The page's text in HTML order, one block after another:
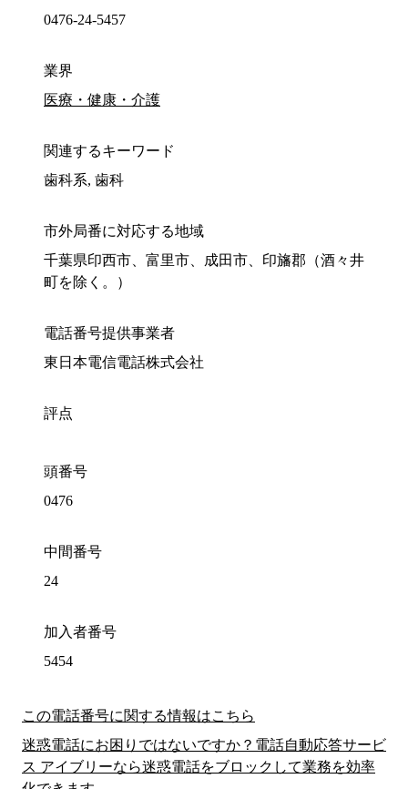
0476-24-5457
業界
医療・健康・介護
関連するキーワード
歯科系, 歯科
市外局番に対応する地域
千葉県印西市、富里市、成田市、印旛郡（酒々井
町を除く。）
電話番号提供事業者
東日本電信電話株式会社
評点
頭番号
0476
中間番号
24
加入者番号
5454
この電話番号に関する情報はこちら
迷惑電話にお困りではないですか？電話自動応答サービ
ス アイブリーなら迷惑電話をブロックして業務を効率